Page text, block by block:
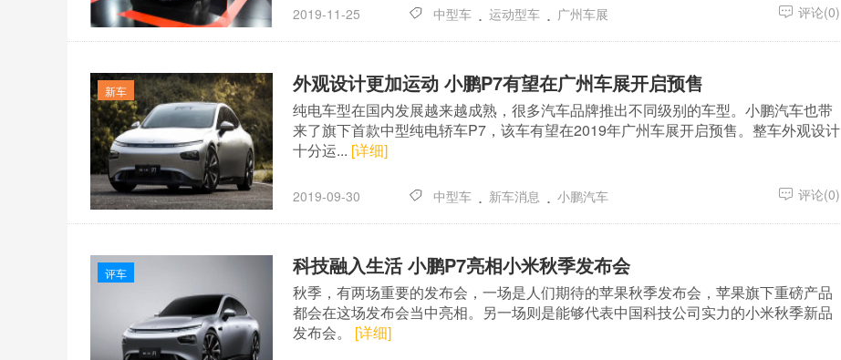
2019-11-25 中型车 . 运动型车 . 广州车展 评论(0)
新车 外观设计更加运动 小鹏P7有望在广州车展开启预售
纯电车型在国内发展越来越成熟，很多汽车品牌推出不同级别的车型。小鹏汽车也带
来了旗下首款中型纯电轿车P7，该车有望在2019年广州车展开启预售。整车外观设计
十分运... [详细]
2019-09-30 中型车 . 新车消息 . 小鹏汽车 评论(0)
评车 科技融入生活 小鹏P7亮相小米秋季发布会
秋季，有两场重要的发布会，一场是人们期待的苹果秋季发布会，苹果旗下重磅产品
都会在这场发布会当中亮相。另一场则是能够代表中国科技公司实力的小米秋季新品
发布会。 [详细]